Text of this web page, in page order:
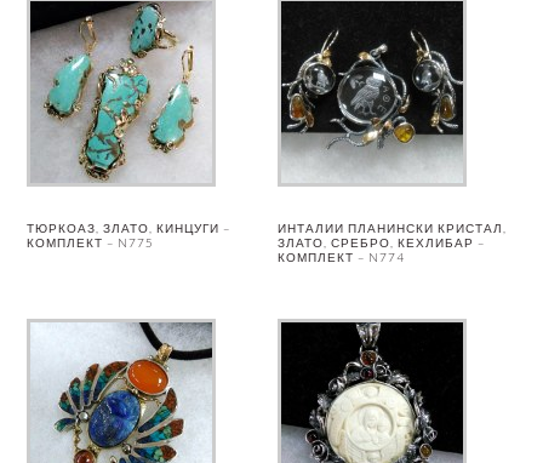
ТЮРКОАЗ, ЗЛАТО, КИНЦУГИ –
КОМПЛЕКТ – N775
ИНТАЛИИ ПЛАНИНСКИ КРИСТАЛ,
ЗЛАТО, СРЕБРО, КЕХЛИБАР –
КОМПЛЕКТ – N774